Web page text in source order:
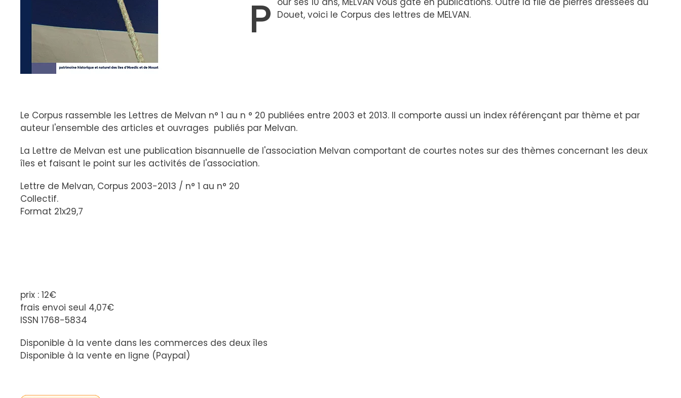
P Douet, voici le Corpus des lettres de MELVAN.
Le Corpus rassemble les Lettres de Melvan n° 1 au n ° 20 publiées entre 2003 et 2013. Il comporte aussi un index référençant par thème et par
auteur l'ensemble des articles et ouvrages publiés par Melvan.
La Lettre de Melvan est une publication bisannuelle de l'association Melvan comportant de courtes notes sur des thèmes concernant les deux
îles et faisant le point sur les activités de l'association.
Lettre de Melvan, Corpus 2003-2013 / n° 1 au n° 20
Collectif.
Format 21x29,7
prix : 12€
frais envoi seul 4,07€
ISSN 1768-5834
Disponible à la vente dans les commerces des deux îles
Disponible à la vente en ligne (Paypal)